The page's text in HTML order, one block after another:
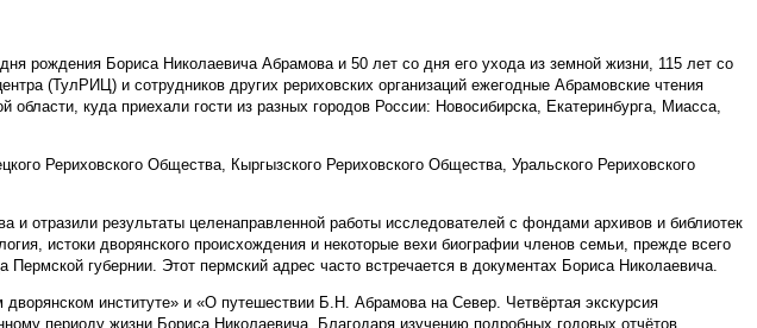
рождения Бориса Николаевича Абрамова и 50 лет со дня его ухода из земной жизни, 115 лет со
(ТулРИЦ) и сотрудников других рериховских организаций ежегодные Абрамовские чтения
куда приехали гости из разных городов России: Новосибирска, Екатеринбурга, Миасса,
Рериховского Общества, Кыргызского Рериховского Общества, Уральского Рериховского
отразили результаты целенаправленной работы исследователей с фондами архивов и библиотек
истоки дворянского происхождения и некоторые вехи биографии членов семьи, прежде всего
губернии. Этот пермский адрес часто встречается в документах Бориса Николаевича.
институте» и «О путешествии Б.Н. Абрамова на Север. Четвёртая экскурсия
периоду жизни Бориса Николаевича. Благодаря изучению подробных годовых отчётов